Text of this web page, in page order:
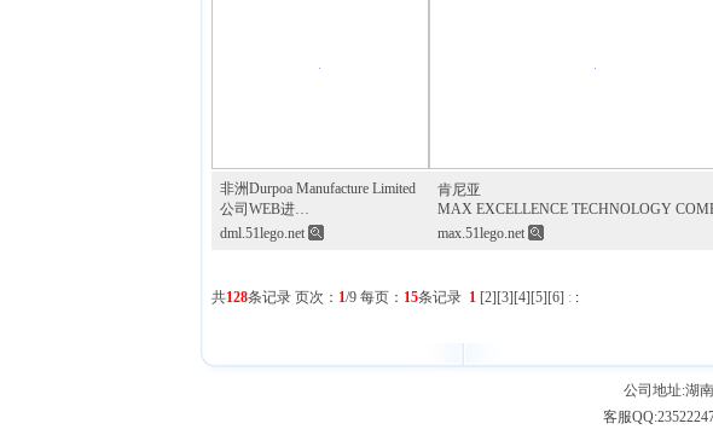
非洲Durpoa Manufacture Limited
公司WEB进…
dml.51lego.net
肯尼亚
MAX EXCELLENCE TECHNOLOGY
max.51lego.net
共128条记录 页次： 1/9 每页： 15条记录 1[2][3][4][5][6] : :
公司地址:湖
客服